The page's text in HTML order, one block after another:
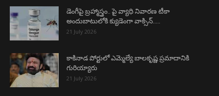
డెంగీపై బ్రహ్మాస్త్రం.. పై వ్యాధి నివారణ టీకా
అందుబాటులోకి క్యుడెంగా వాక్సిన్…..
21 July 2026
కాకినాడ పోర్టులో ఎమ్మెల్యే బాలకృష్ణ ప్రమాదానికి
గురియ్యారు
21 July 2026